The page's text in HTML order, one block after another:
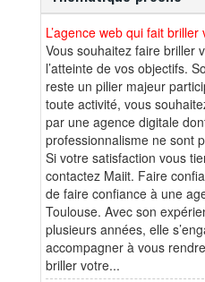
L’agence web qui fait
Vous souhaitez faire briller
l’atteinte de vos objectifs.
reste un pilier majeur
toute activité, vous
par une agence digitale
professionnalisme ne sont
Si votre satisfaction vous
contactez Maiit. Faire
de faire confiance à une
Toulouse. Avec son
plusieurs années, elle
accompagner à vous
briller votre...